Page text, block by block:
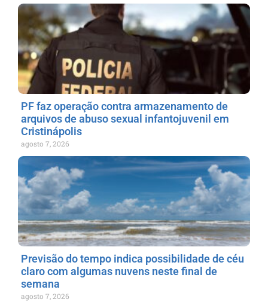
PF faz operação contra armazenamento de
arquivos de abuso sexual infantojuvenil em
Cristinápolis
agosto 7, 2026
Previsão do tempo indica possibilidade de céu
claro com algumas nuvens neste final de
semana
agosto 7, 2026